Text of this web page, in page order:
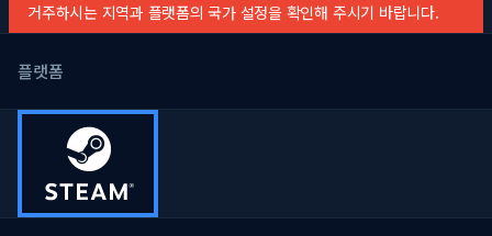
거주하시는 지역과 플랫폼의 국가 설정을 확인해 주시기 바랍니다.
플랫폼